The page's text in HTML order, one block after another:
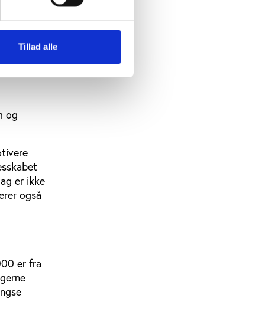
Tillad alle
og
er ikke
også
er fra